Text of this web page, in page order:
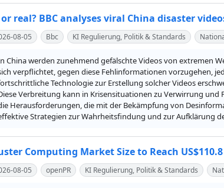
real? BBC analyses viral China disaster
08-05 Bbc KI Regulierung, Politik & Standards
China werden zunehmend gefälschte Videos von extremen
verpflichtet, gegen diese Fehlinformationen vorzugehen,
Technologie zur Erstellung solcher Videos
Verbreitung kann in Krisensituationen zu Verwirrung
Herausforderungen, die mit der Bekämpfung von
Strategien zur Wahrheitsfindung und zur Aufklärung
Computing Market Size to Reach
08-05 openPR KI Regulierung, Politik & Standards